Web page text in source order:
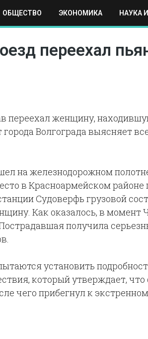
ОБЩЕСТВО ЭКОНОМИКА НАУКА
СПОРТ МОСКВА РЕГИОНЫ
переехал
переехал женщину,
Волгограда выясняет
на железнодорожном
в Красноармейском районе
Судоверфь грузовой
Как оказалось, в момент
получила
установить
который утверждает,
чего прибегнул к